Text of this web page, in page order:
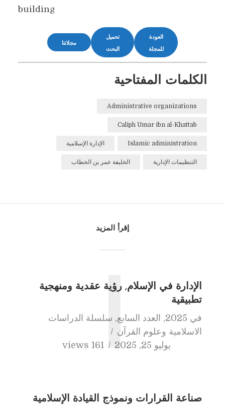
building
العودة
للمجلة
تحميل
البحث
مجلاتنا
الكلمات المفتاحية
Administrative organizations
Caliph Umar ibn al-Khattab
Islamic administration الإدارة الإسلامية
التنظيمات الإدارية الخليفة عمر بن الخطاب
إقرأ المزيد
الإدارة في الإسلام, رؤية عقدية ومنهجية
تطبيقية
في 2025
, العدد السابع, سلسلة الدراسات
الاسلامية وعلوم القرآن
يوليو 25, 2025
161 viewsا
صناعة القرارات ونموذج القيادة الإسلامية